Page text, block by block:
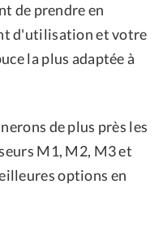
de prendre en
d'utilisation et votre
la plus adaptée à
de plus près les
M1, M2, M3 et
options en